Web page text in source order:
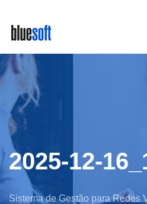
main
content
2025-12-
Sistema de Gestão para Redes